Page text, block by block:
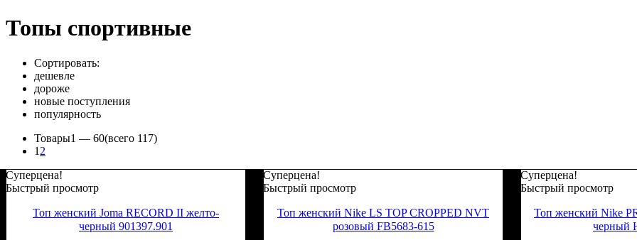
Топы спортивные
Сортировать:
дешевле
дороже
новые поступления
популярность
Товары1 — 60(всего 117)
1 2
Суперцена!
Быстрый просмотр
Топ женский Joma RECORD II желто-
черный 901397.901
Суперцена!
Быстрый просмотр
Топ женский Nike LS TOP CROPPED NVT
розовый FB5683-615
Суперцена!
Быстрый просмотр
Топ женский Nike
черный